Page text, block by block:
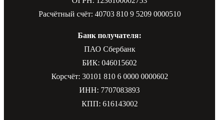
Расчётный счёт: 40703 810 9 5209 0000510
Банк получателя:
ПАО Сбербанк
БИК: 046015602
Корсчёт: 30101 810 6 0000 0000602
ИНН: 7707083893
КПП: 616143002